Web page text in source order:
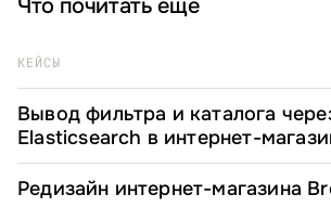
Что почитать ещё
КЕЙСЫ
Вывод фильтра и каталога
Elasticsearch в интернет-
Formelle
Редизайн интернет-магазина